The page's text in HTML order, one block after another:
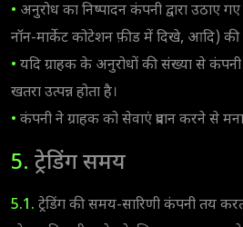
• अनुरोध का निष्पादन कंपनी द्वारा उठाए
नॉन-मार्केट कोटेशन फ़ीड में दिखे, आदि)
• यदि ग्राहक के अनुरोधों की संख्या से
खतरा उत्पन्न होता है।
• कंपनी ने ग्राहक को सेवाएं प्रदान करने से
5. ट्रेडिंग समय
5.1. ट्रेडिंग की समय-सारिणी कंपनी तय